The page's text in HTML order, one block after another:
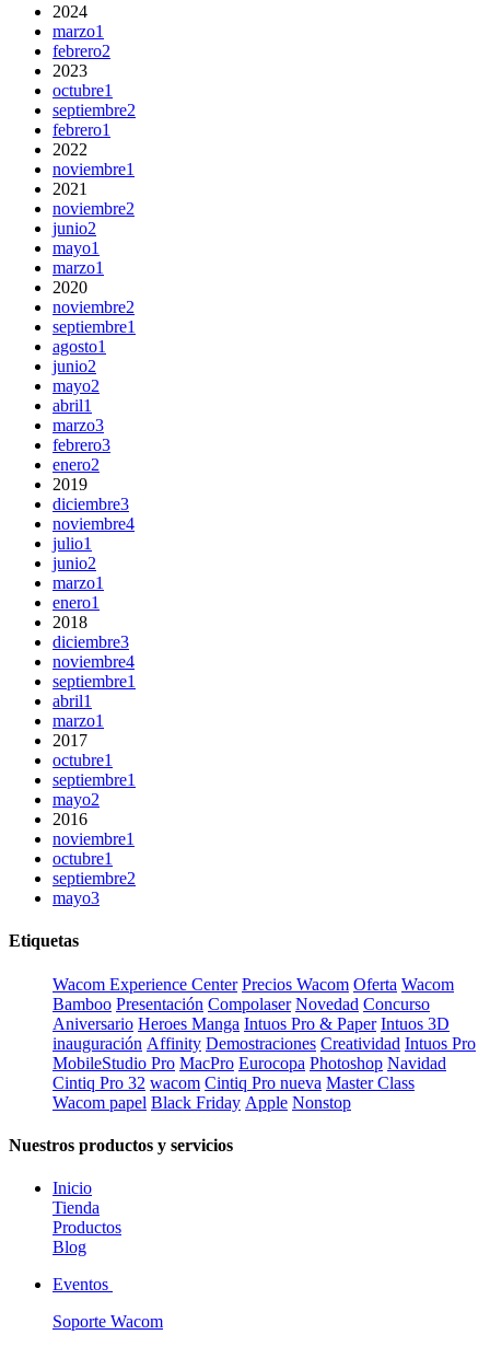
2024
marzo1
febrero2
2023
octubre1
septiembre2
febrero1
2022
noviembre1
2021
noviembre2
junio2
mayo1
marzo1
2020
noviembre2
septiembre1
agosto1
junio2
mayo2
abril1
marzo3
febrero3
enero2
2019
diciembre3
noviembre4
julio1
junio2
marzo1
enero1
2018
diciembre3
noviembre4
septiembre1
abril1
marzo1
2017
octubre1
septiembre1
mayo2
2016
noviembre1
octubre1
septiembre2
mayo3
Etiquetas
Wacom Experience Center Precios Wacom Oferta Wacom
Bamboo Presentación Compolaser Novedad Concurso
Aniversario Heroes Manga Intuos Pro & Paper Intuos 3D
inauguración Affinity Demostraciones Creatividad Intuos Pro
MobileStudio Pro MacPro Eurocopa Photoshop Navidad
Cintiq Pro 32 wacom Cintiq Pro nueva Master Class
Wacom papel Black Friday Apple Nonstop
Nuestros productos y servicios
Inicio
Tienda
Productos
Blog
Eventos
Soporte Wacom